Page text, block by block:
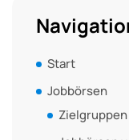
Start
Jobbörsen